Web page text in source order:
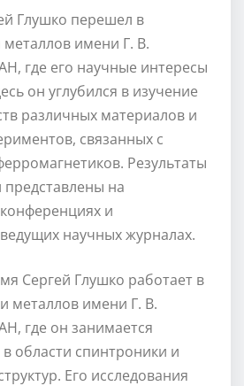
Глушко перешел в
металлов имени Г. В.
где его научные интересы
он углубился в изучение
различных материалов и
связанных с
Результаты
на
и
научных журналах.
Сергей Глушко работает в
металлов имени Г. В.
где он занимается
области спинтроники и
Его исследования